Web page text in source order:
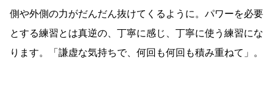
側や外側の力がだんだん抜けてくるように。パワーを必要
とする練習とは真逆の、丁寧に感じ、丁寧に使う練習にな
ります。「謙虚な気持ちで、何回も何回も積み重ねて」。